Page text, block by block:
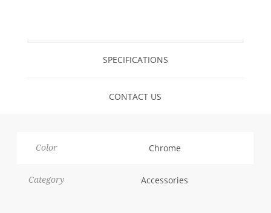
SPECIFICATIONS
CONTACT US
Color Chrome
Category Accessories